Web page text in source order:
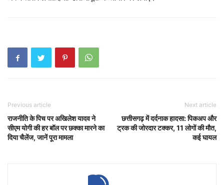
Previous article
राजनीति के पिच पर अखिलेश यादव ने
सीएम योगी की हर बॉल पर छक्का मारने का
दिया चैलेंज, जानें पूरा मामला
Next article
छत्तीसगढ़ में दर्दनाक हादसा: पिकअप और
ट्रक की जोरदार टक्कर, 11 लोगों की मौत,
कई घायल